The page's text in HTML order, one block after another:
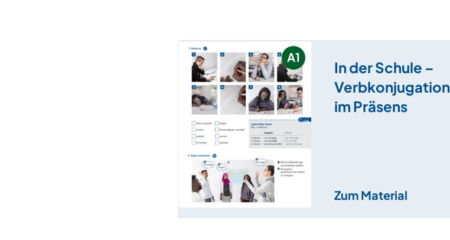
A1
In der Schule –
Verbkonjugation
im Präsens
Zum Material